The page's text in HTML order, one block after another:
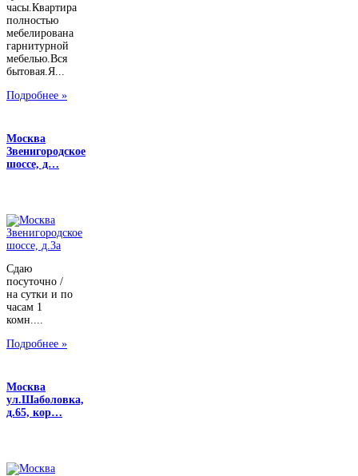
часы.Квартира
полностью
мебелирована
гарнитурной
мебелью.Вся
бытовая.Я...
Подробнее »
Москва
Звенигородское
шоссе, д…
Сдаю
посуточно /
на сутки и по
часам 1
комн....
Подробнее »
Москва
ул.Шаболовка,
д.65, кор…